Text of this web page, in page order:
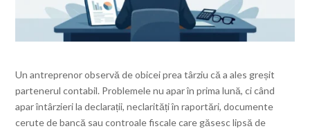
Un antreprenor observă de obicei prea târziu că a ales greșit
partenerul contabil. Problemele nu apar în prima lună, ci când
apar întârzieri la declarații, neclarități în raportări, documente
cerute de bancă sau controale fiscale care găsesc lipsă de